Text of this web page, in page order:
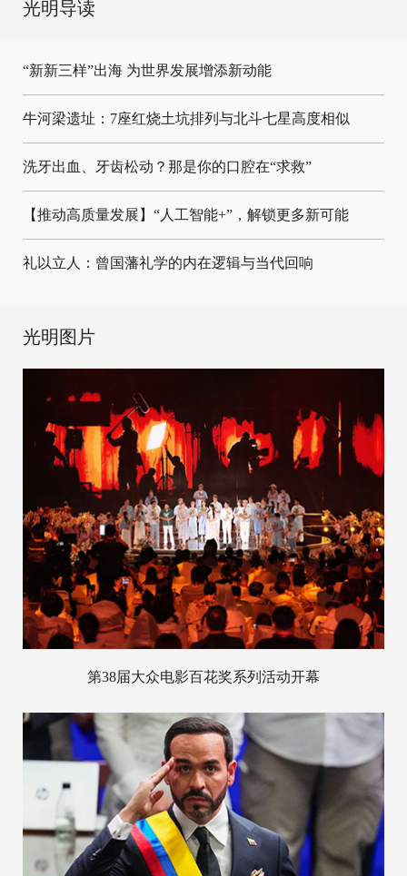
光明导读
“新新三样”出海 为世界发展增添新动能
牛河梁遗址：7座红烧土坑排列与北斗七星高度相似
洗牙出血、牙齿松动？那是你的口腔在“求救”
【推动高质量发展】“人工智能+”，解锁更多新可能
礼以立人：曾国藩礼学的内在逻辑与当代回响
光明图片
第38届大众电影百花奖系列活动开幕